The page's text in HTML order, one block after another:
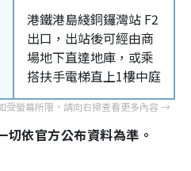
港鐵港島綫銅鑼灣站 F2
出口，出站後可經由商
場地下直達地庫，或乘
搭扶手電梯直上1樓中庭
依官方公布資料為準。